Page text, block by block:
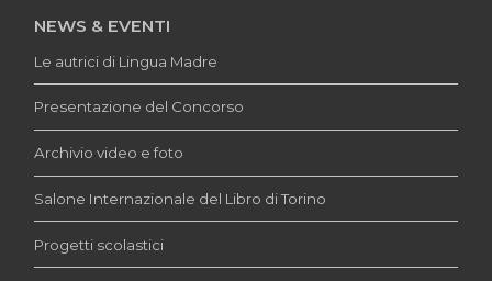
NEWS & EVENTI
Le autrici di Lingua Madre
Presentazione del Concorso
Archivio video e foto
Salone Internazionale del Libro di Torino
Progetti scolastici